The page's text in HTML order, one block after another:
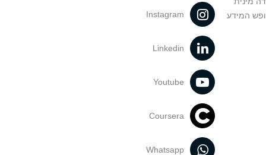
המידע
Instagram
Linkedin
Youtube
Coursera
Whatsapp